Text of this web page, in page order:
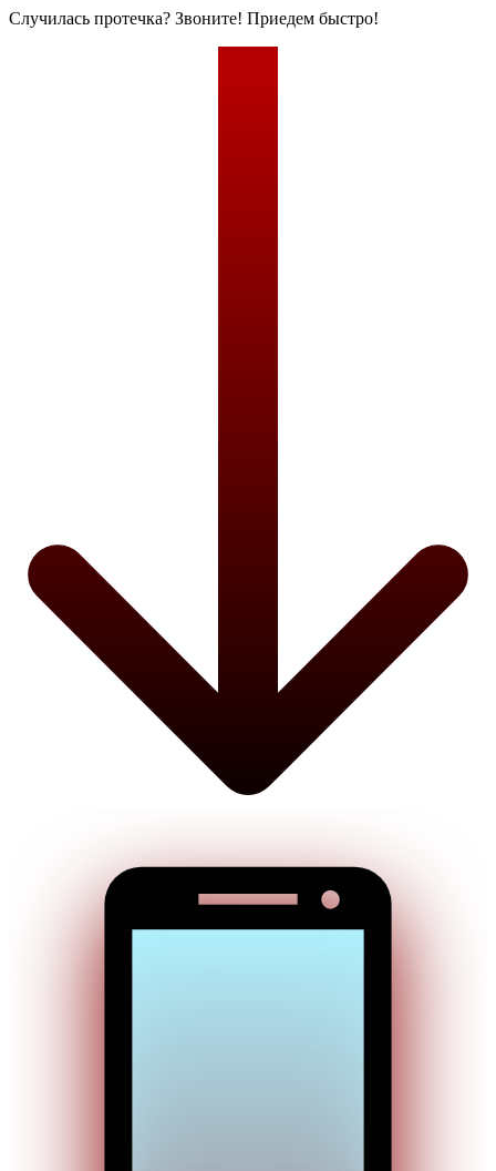
Случилась протечка? Звоните! Приедем быстро!